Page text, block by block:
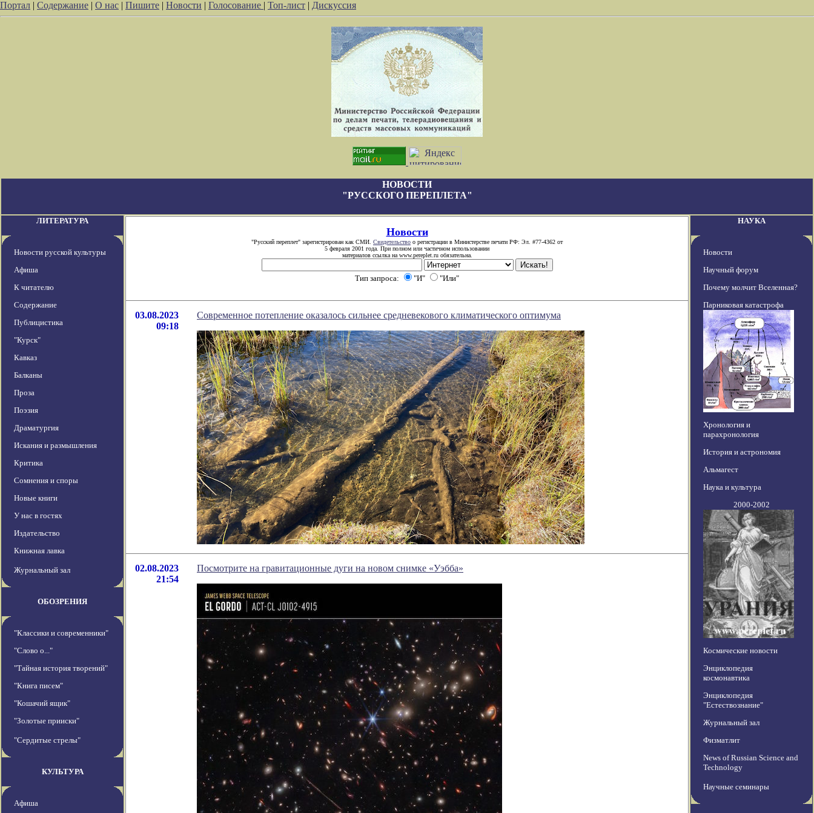
Портал | Содержание | О нас | Пишите | Новости | Голосование | Топ-лист | Дискуссия
НОВОСТИ
"РУССКОГО ПЕРЕПЛЕТА"
ЛИТЕРАТУРА
Новости русской культуры
Афиша
К читателю
Содержание
Публицистика
"Курск"
Кавказ
Балканы
Проза
Поэзия
Драматургия
Искания и размышления
Критика
Сомнения и споры
Новые книги
У нас в гостях
Издательство
Книжная лавка
Журнальный зал
ОБОЗРЕНИЯ
"Классики и современники"
"Слово о..."
"Тайная история творений"
"Книга писем"
"Кошачий ящик"
"Золотые прииски"
"Сердитые стрелы"
КУЛЬТУРА
Афиша
Новости
"Русский переплет" зарегистрирован как СМИ. Свидетельство о регистрации в Министерстве печати РФ: Эл. #77-4362 от
5 февраля 2001 года. При полном или частичном использовании
материалов ссылка на www.pereplet.ru обязательна.
Тип запроса: "И" "Или"
03.08.2023
09:18
Современное потепление оказалось сильнее средневекового климатического оптимума
02.08.2023
21:54
Посмотрите на гравитационные дуги на новом снимке «Уэбба»
НАУКА
Новости
Научный форум
Почему молчит Вселенная?
Парниковая катастрофа
Хронология и
парахронология
История и астрономия
Альмагест
Наука и культура
2000-2002
Космические новости
Энциклопедия
космонавтика
Энциклопедия
"Естествознание"
Журнальный зал
Физматлит
News of Russian Science and
Technology
Научные семинары